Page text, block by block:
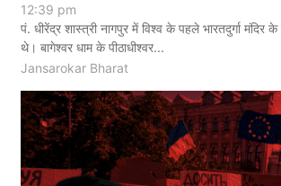
12:39 pm
पं. धीरेंद्र शास्त्री नागपुर में विश्व के पहले भारतदुर्गा मंदिर
थे। बागेश्वर धाम के पीठाधीश्वर...
Jansarokar Bharat